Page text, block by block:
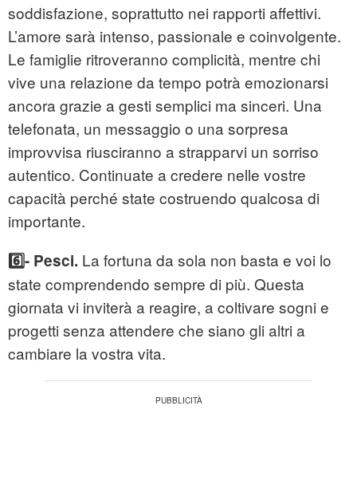
soddisfazione, soprattutto nei rapporti affettivi.
L’amore sarà intenso, passionale e coinvolgente.
Le famiglie ritroveranno complicità, mentre chi
vive una relazione da tempo potrà emozionarsi
ancora grazie a gesti semplici ma sinceri. Una
telefonata, un messaggio o una sorpresa
improvvisa riusciranno a strapparvi un sorriso
autentico. Continuate a credere nelle vostre
capacità perché state costruendo qualcosa di
importante.
6️⃣- Pesci. La fortuna da sola non basta e voi lo
state comprendendo sempre di più. Questa
giornata vi inviterà a reagire, a coltivare sogni e
progetti senza attendere che siano gli altri a
cambiare la vostra vita.